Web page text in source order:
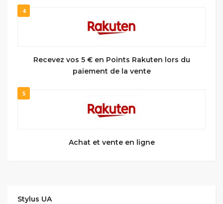
4
Recevez vos 5 € en Points Rakuten lors du
paiement de la vente
5
Achat et vente en ligne
Stylus UA